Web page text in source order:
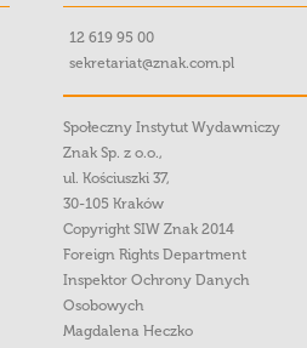
12 619 95 00
sekretariat@znak.com.pl
Społeczny Instytut Wydawniczy
Znak Sp. z o.o.,
ul. Kościuszki 37,
30-105 Kraków
Copyright SIW Znak 2014
Foreign Rights Department
Inspektor Ochrony Danych
Osobowych
Magdalena Heczko